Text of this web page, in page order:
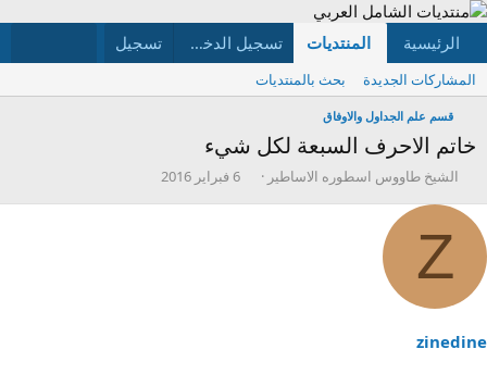
الرئيسية المنتديات ما الجديد الأعضاء تسجيل الدخول تسجيل
المشاركات الجديدة بحث بالمنتديات
قسم علم الجداول والاوفاق
خاتم الاحرف السبعة لكل شيء
ب
د
ئ
و
ض
و
الشيخ طاووس اسطوره الاساطير
ت6 فبراير 2016
Z
zinedine